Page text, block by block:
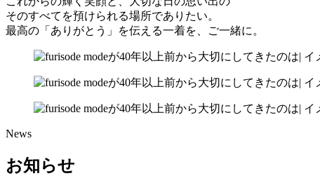
そのすべてを預けられる場所でありたい。
最高の「ありがとう」を伝える一着を、ご一緒に。
News
お知らせ